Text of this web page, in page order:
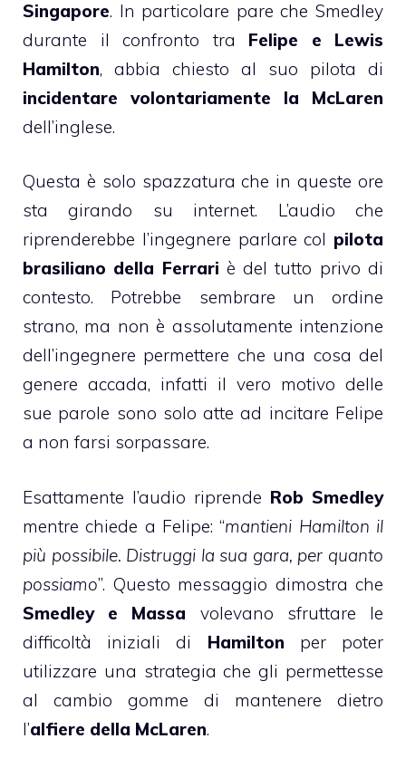
Singapore. In particolare pare che Smedley
durante il confronto tra Felipe e Lewis
Hamilton, abbia chiesto al suo pilota di
incidentare volontariamente la McLaren
dell’inglese.
Questa è solo spazzatura che in queste ore
sta girando su internet. L’audio che
riprenderebbe l’ingegnere parlare col pilota
brasiliano della Ferrari è del tutto privo di
contesto. Potrebbe sembrare un ordine
strano, ma non è assolutamente intenzione
dell’ingegnere permettere che una cosa del
genere accada, infatti il vero motivo delle
sue parole sono solo atte ad incitare Felipe
a non farsi sorpassare.
Esattamente l’audio riprende Rob Smedley
mentre chiede a Felipe: “mantieni Hamilton il
più possibile. Distruggi la sua gara, per quanto
possiamo”. Questo messaggio dimostra che
Smedley e Massa volevano sfruttare le
difficoltà iniziali di Hamilton per poter
utilizzare una strategia che gli permettesse
al cambio gomme di mantenere dietro
l’alfiere della McLaren.